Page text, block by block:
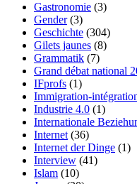
Gastronomie (3)
Gender(3)
Geschichte (304)
Gilets jaunes (8)
Grammatik (7)
Grand débat national
IFprofs (1)
Immigration-
Industrie 4.0 (1)
Internationale
Internet (36)
Internet der Dinge (1)
Interview (41)
Islam (10)